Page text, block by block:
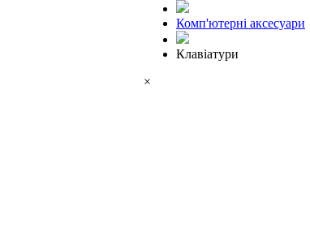
Комп'ютерні аксесуари
Клавіатури
×